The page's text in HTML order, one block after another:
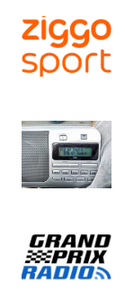
Prix
Grand
prix
Formule
1
Max
race
Ziggo
Sport